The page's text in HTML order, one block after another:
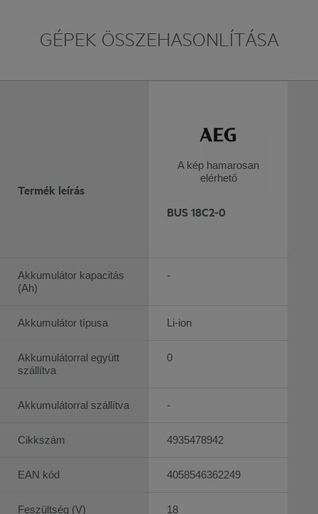
GÉPEK ÖSSZEHASONLÍTÁSA
Termék leírás
Akkumulátor kapacitás
(Ah)
Akkumulátor típusa
Akkumulátorral együtt
szállítva
Akkumulátorral szállítva
Cikkszám
EAN kód
Feszültség (V)
A kép hamarosan
elérhető
BUS 18C2-0
-
Li-ion
0
-
4935478942
4058546362249
18